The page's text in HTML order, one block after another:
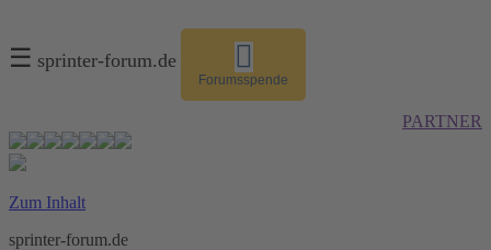
☰ sprinter-forum.de
Forumsspende
PARTNER
Zum Inhalt
sprinter-forum.de